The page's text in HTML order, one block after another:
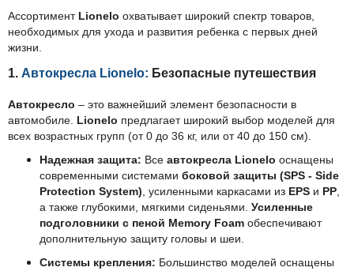
Ассортимент Lionelo охватывает широкий спектр товаров,
необходимых для ухода и развития ребенка с первых дней
жизни.
1. Автокресла Lionelo: Безопасные путешествия
Автокресло – это важнейший элемент безопасности в
автомобиле. Lionelo предлагает широкий выбор моделей для
всех возрастных групп (от 0 до 36 кг, или от 40 до 150 см).
Надежная защита: Все автокресла Lionelo оснащены
современными системами боковой защиты (SPS - Side
Protection System) , усиленными каркасами из EPS и PP
а также глубокими, мягкими сиденьями. Усиленные
подголовники с пеной Memory Foam обеспечивают
дополнительную защиту головы и шеи.
Системы крепления: Большинство моделей оснащены